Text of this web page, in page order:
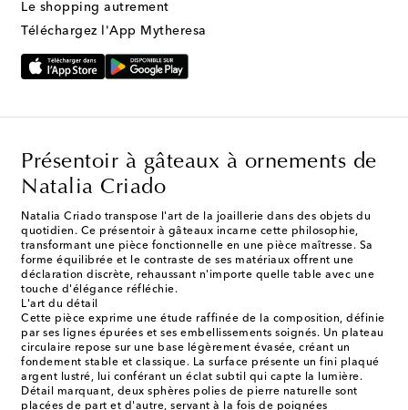
Le shopping autrement
Téléchargez l'App Mytheresa
Présentoir à gâteaux à ornements de
Natalia Criado
Natalia Criado transpose l'art de la joaillerie dans des objets du
quotidien. Ce présentoir à gâteaux incarne cette philosophie,
transformant une pièce fonctionnelle en une pièce maîtresse. Sa
forme équilibrée et le contraste de ses matériaux offrent une
déclaration discrète, rehaussant n'importe quelle table avec une
touche d'élégance réfléchie.
L'art du détail
Cette pièce exprime une étude raffinée de la composition, définie
par ses lignes épurées et ses embellissements soignés. Un plateau
circulaire repose sur une base légèrement évasée, créant un
fondement stable et classique. La surface présente un fini plaqué
argent lustré, lui conférant un éclat subtil qui capte la lumière.
Détail marquant, deux sphères polies de pierre naturelle sont
placées de part et d'autre, servant à la fois de poignées